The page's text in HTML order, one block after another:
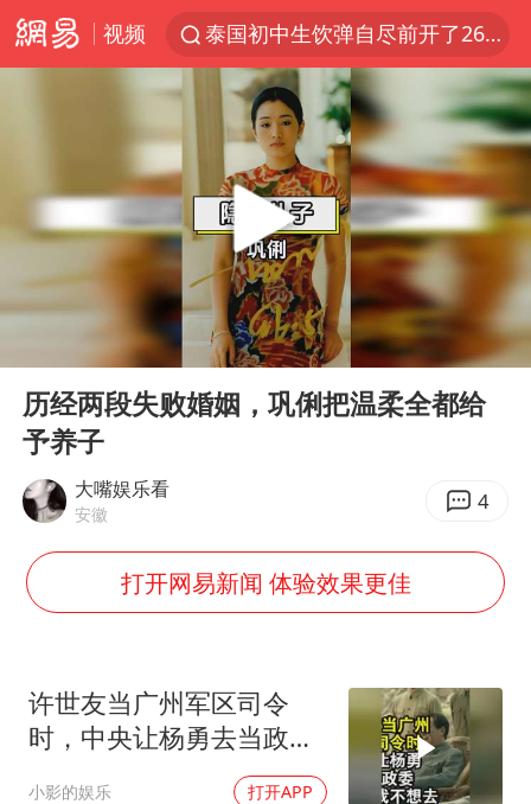
视频
泰国初中生饮弹自尽前开了26枪
河南南阳低保户为何背上40万元贷款
预计“白海豚”明晚将在浙江舟山到福建福鼎一带沿海登陆
用AI造出新病毒意味着什么
美股创4月份以来最大单周涨幅
实时追踪台风白海豚
俄黑客称掌握北约直接参与袭俄证据
中方回应美国对多晶硅加征关税
女子被狗舔脚确诊三级暴露 医生回应
“中国蔬菜之乡”最高温达41.8℃
美参院通过一项对俄能源领域制裁法案
夯实基础开新局
Play
00:41
历经两段失败婚姻，巩俐把温柔全都给
予养子
大嘴娱乐看
安徽 4
打开网易新闻 体验效果更佳
许世友当广州军区司令
时，中央让杨勇去当政
委，杨勇说：我不想去
小影的娱乐 打开APP